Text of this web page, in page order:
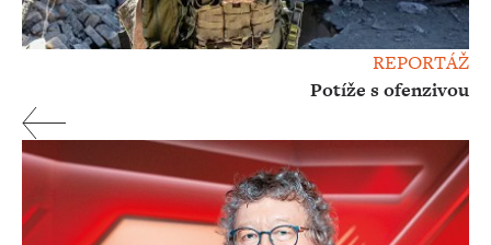
REPORTÁŽ
Potíže s ofenzivou